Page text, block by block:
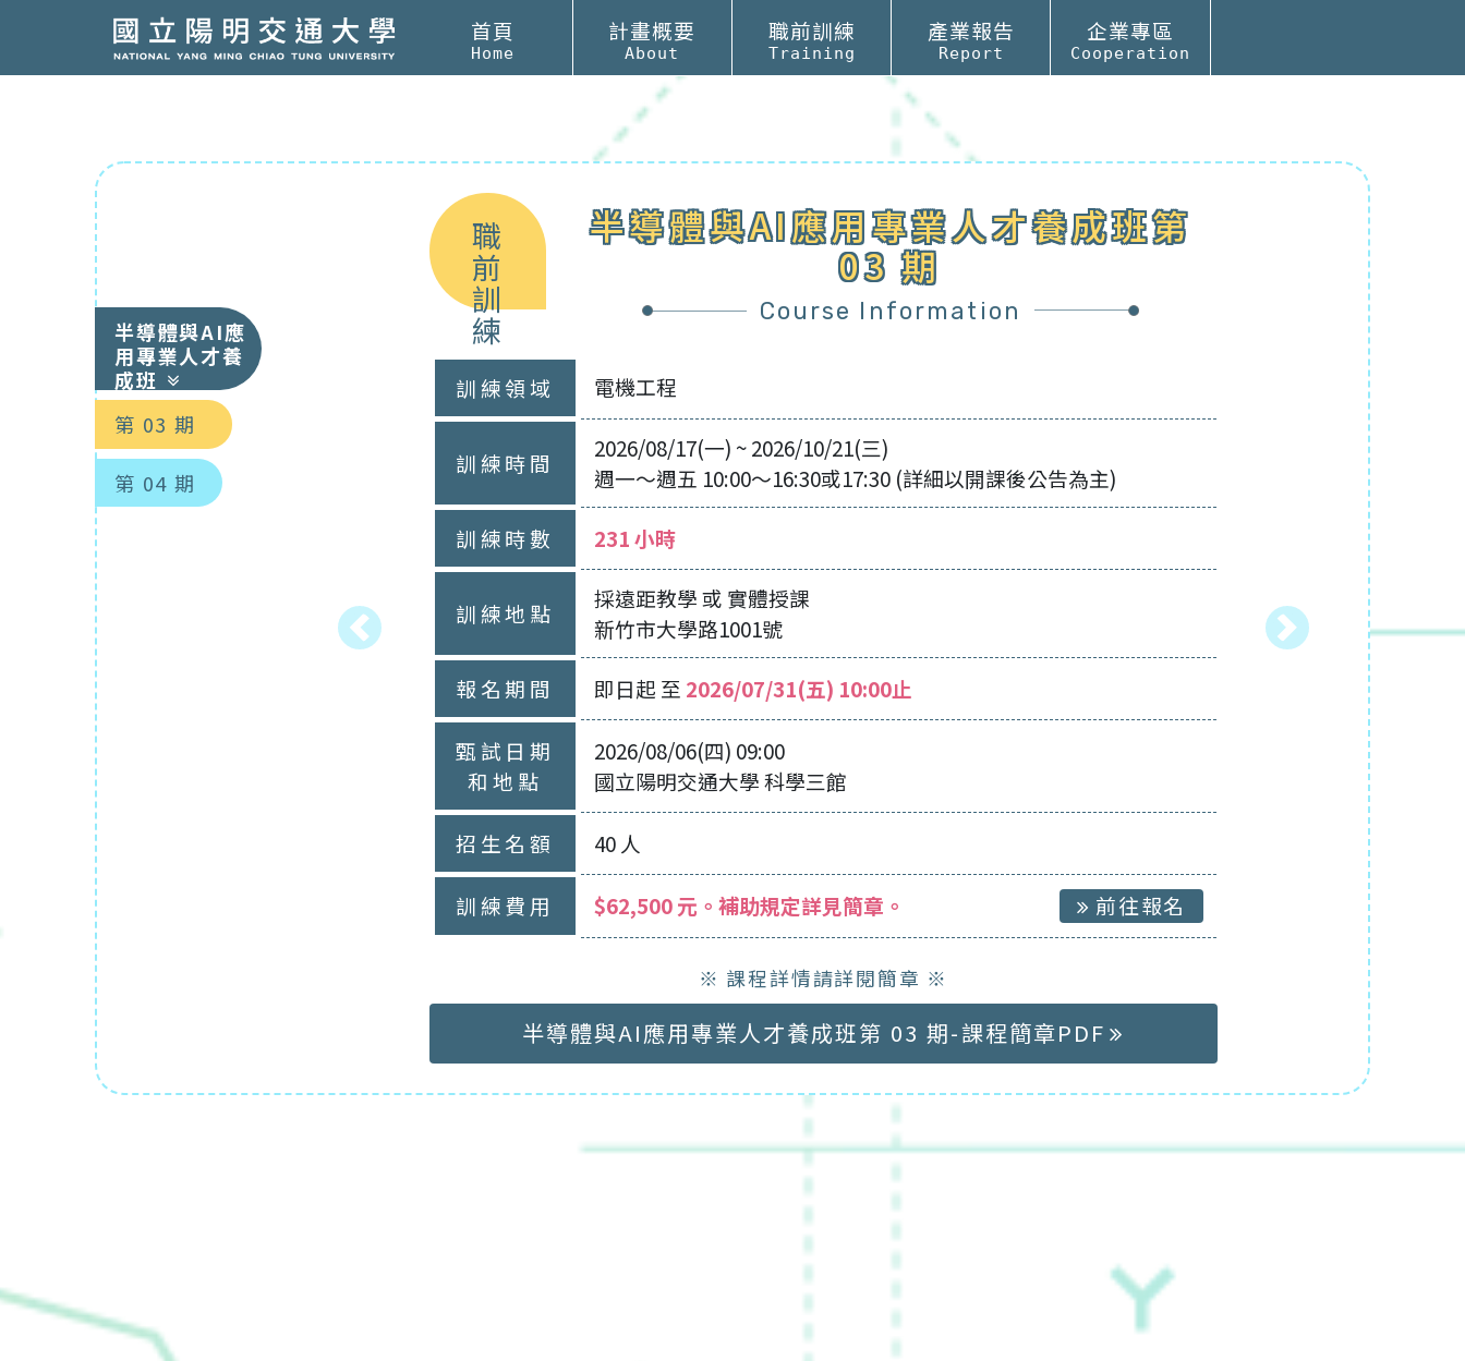
首頁
Home
計畫概要
About
職前訓練
Training
產業報告
Report
企業專區
Cooperation
半導體與AI應
用專業人才養
成班
第 03 期
第 04 期
職
前
訓
練
半導體與AI應用專業人才養成班第
04 期
Course Information
訓練領域 電機工程
訓練時間
2026/10/05(一) ~ 2026/12/09(三)
週一～週五 10:00～16:30或17:30 (詳細以開課後公告為主)
訓練時數 231 小時
訓練地點
採遠距教學 或 實體授課
新竹市大學路1001號
報名期間 即日起 至 2026/09/11(五) 00:00止
甄試日期
和地點
2026/09/16(三) 00:00
國立陽明交通大學 科學三館
招生名額 40 人
訓練費用 $67,500 元。補助規定詳見簡章。 前往報名
※ 課程詳情請詳閱簡章 ※
半導體與AI應用專業人才養成班第 04 期-課程簡章PDF
Previous Next